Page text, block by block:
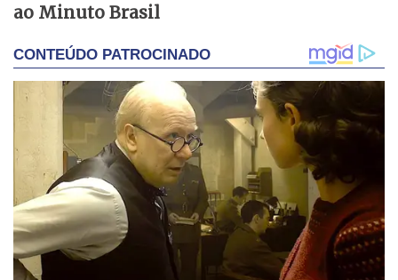
ao Minuto Brasil